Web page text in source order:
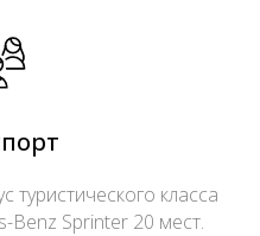
класса
Benz Sprinter 20 мест.